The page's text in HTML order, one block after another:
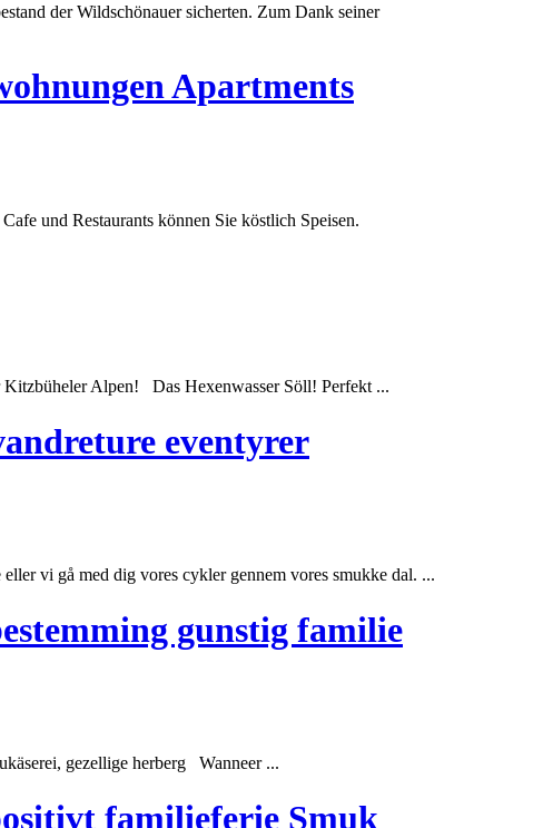
and der Wildschönauer sicherten. Zum Dank seiner
Apartments
und Restaurants können Sie köstlich Speisen.
Kitzbüheler Alpen! Das Hexenwasser Söll! Perfekt ...
eventyrer
vi gå med dig vores cykler gennem vores smukke dal. ...
gunstig familie
gezellige herberg Wanneer ...
familieferie Smuk